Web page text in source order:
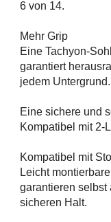
6 von 14.
Mehr Grip
Eine Tachyon-
garantiert
jedem Untergrund.
Eine sichere und
Kompatibel mit 2-
Kompatibel mit
Leicht
garantieren selbst
sicheren Halt.